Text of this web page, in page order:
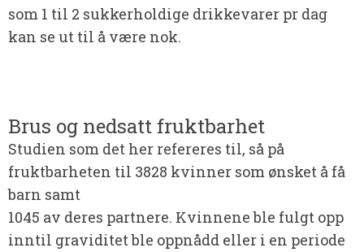
som 1 til 2 sukkerholdige drikkevarer pr dag
kan se ut til å være nok.
Brus og nedsatt fruktbarhet
Studien som det her refereres til, så på
fruktbarheten til 3828 kvinner som ønsket å få
barn samt
1045 av deres partnere. Kvinnene ble fulgt opp
inntil graviditet ble oppnådd eller i en periode